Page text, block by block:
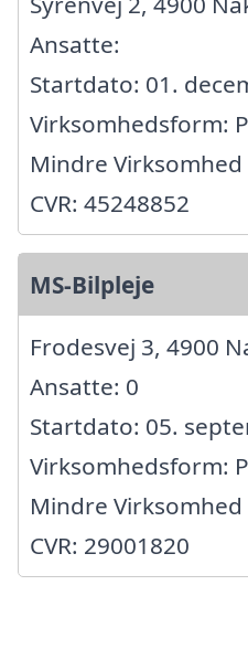
Ansatte:
Startdato: 01.
Virksomhedsform:
Mindre Virksomhed
CVR: 45248852
MS-Bilpleje
Frodesvej 3, 4900
Ansatte: 0
Startdato: 05.
Virksomhedsform:
Mindre Virksomhed
CVR: 29001820